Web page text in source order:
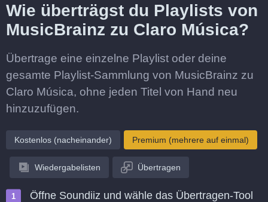
Wie überträgst du Playlists von
MusicBrainz zu Claro Música?
Übertrage eine einzelne Playlist oder deine
gesamte Playlist-Sammlung von MusicBrainz zu
Claro Música, ohne jeden Titel von Hand neu
hinzuzufügen.
Kostenlos (nacheinander) Premium (mehrere auf einmal)
Wiedergabelisten Übertragen
Öffne Soundiiz und wähle das Übertragen-Tool